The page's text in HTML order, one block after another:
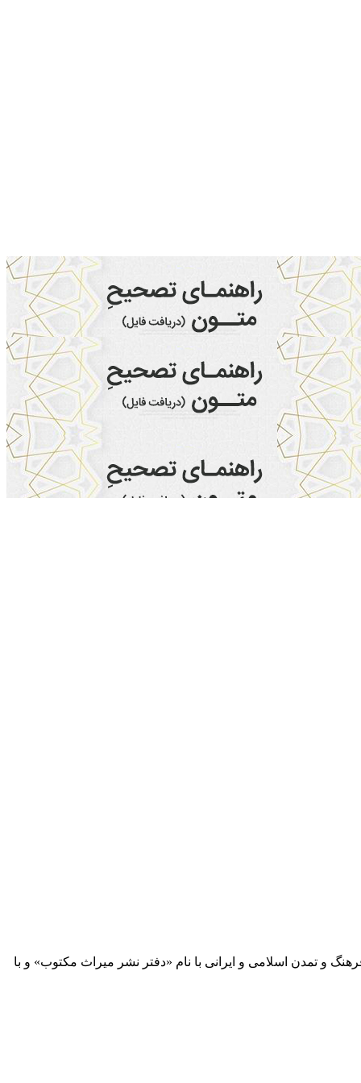
مكتوب فرهنگ و تمدن اسلامی و ایرانی با نام «دفتر نشر میراث مكتوب» و با